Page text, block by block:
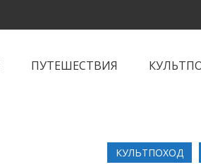
ПУТЕШЕСТВИЯ
КУЛЬТПОХОД